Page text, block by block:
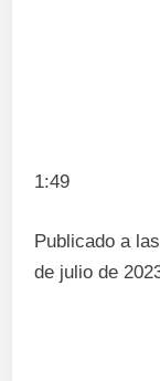
1:49
Publicado a
de julio de